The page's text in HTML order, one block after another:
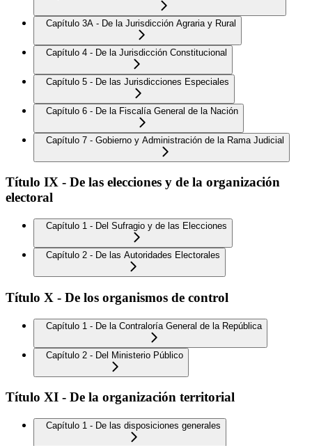
Capítulo 3A - De la Jurisdicción Agraria y Rural
Capítulo 4 - De la Jurisdicción Constitucional
Capítulo 5 - De las Jurisdicciones Especiales
Capítulo 6 - De la Fiscalía General de la Nación
Capítulo 7 - Gobierno y Administración de la Rama Judicial
Título IX - De las elecciones y de la organización
electoral
Capítulo 1 - Del Sufragio y de las Elecciones
Capítulo 2 - De las Autoridades Electorales
Título X - De los organismos de control
Capítulo 1 - De la Contraloría General de la República
Capítulo 2 - Del Ministerio Público
Título XI - De la organización territorial
Capítulo 1 - De las disposiciones generales